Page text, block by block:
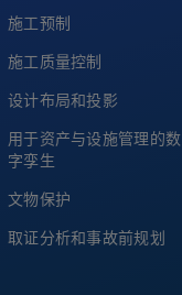
施工预制
施工质量控制
设计布局和投影
用于资产与设施管理的数
字孪生
文物保护
取证分析和事故前规划